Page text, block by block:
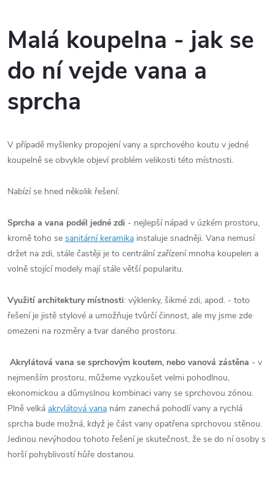
Malá koupelna - jak se
do ní vejde vana a
sprcha
V případě myšlenky propojení vany a sprchového koutu v jedné
koupelně se obvykle objeví problém velikosti této místnosti.
Nabízí se hned několik řešení:
Sprcha a vana podél jedné zdi - nejlepší nápad v úzkém prostoru,
kromě toho se sanitární keramika instaluje snadněji. Vana nemusí
držet na zdi, stále častěji je to centrální zařízení mnoha koupelen a
volně stojící modely mají stále větší popularitu.
Využití architektury místnosti: výklenky, šikmé zdi, apod. - toto
řešení je jistě stylové a umožňuje tvůrčí činnost, ale my jsme zde
omezeni na rozměry a tvar daného prostoru.
Akrylátová vana se sprchovým koutem, nebo vanová zástěna - v
nejmenším prostoru, můžeme vyzkoušet velmi pohodlnou,
ekonomickou a důmyslnou kombinaci vany se sprchovou zónou.
Plně velká akrylátová vana nám zanechá pohodlí vany a rychlá
sprcha bude možná, když je část vany opatřena sprchovou stěnou.
Jedinou nevýhodou tohoto řešení je skutečnost, že se do ní osoby s
horší pohyblivostí hůře dostanou.